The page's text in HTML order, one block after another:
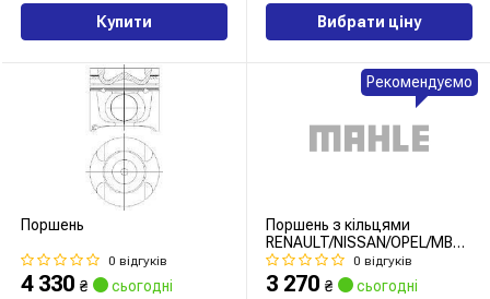
Купити Вибрати ціну
Поршень
0 відгуків
4 330 ₴ сьогодні
Поршень з кільцями
RENAULT/NISSAN/OPEL/MB
80,50 R9M 1,6TDI 11- (вир-
во MAHLE)
0 відгуків
3 270 ₴ сьогодні
Рекомендуємо